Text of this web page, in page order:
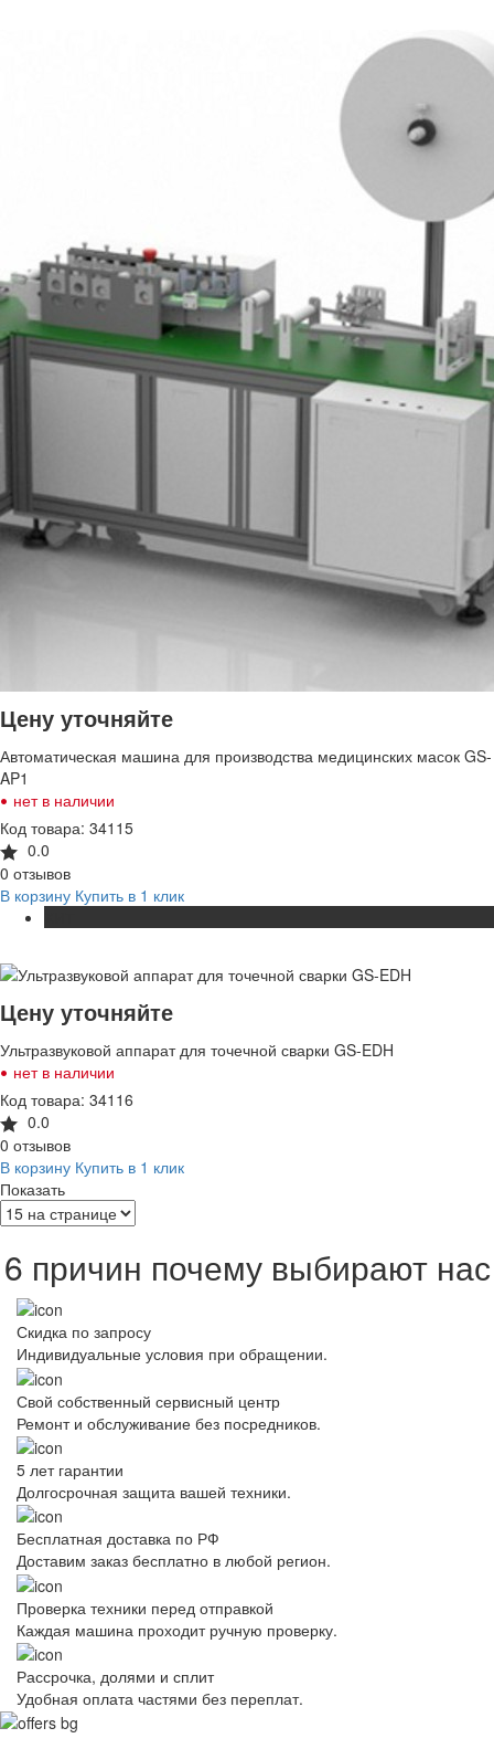
Цену уточняйте
Автоматическая машина для производства медицинских масок GS-
AP1
• нет в наличии
Код товара: 34115
0.0
0 отзывов
В корзину Купить в 1 клик
Цену уточняйте
Ультразвуковой аппарат для точечной сварки GS-EDH
• нет в наличии
Код товара: 34116
0.0
0 отзывов
В корзину Купить в 1 клик
Показать
6 причин почему выбирают нас
Скидка по запросу
Индивидуальные условия при обращении.
Свой собственный сервисный центр
Ремонт и обслуживание без посредников.
5 лет гарантии
Долгосрочная защита вашей техники.
Бесплатная доставка по РФ
Доставим заказ бесплатно в любой регион.
Проверка техники перед отправкой
Каждая машина проходит ручную проверку.
Рассрочка, долями и сплит
Удобная оплата частями без переплат.